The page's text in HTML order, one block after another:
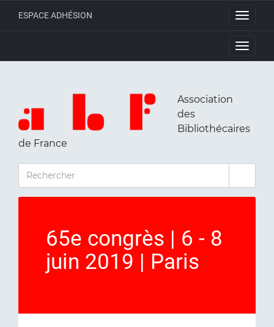
Toggle
ESPACE ADHÉSION
Toggle
Association
des
Bibliothécaires
de France
RECHERCHER
65e congrès | 6 - 8
juin 2019 | Paris